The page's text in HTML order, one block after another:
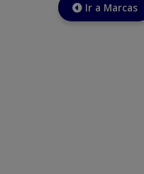
Ir a Marcas